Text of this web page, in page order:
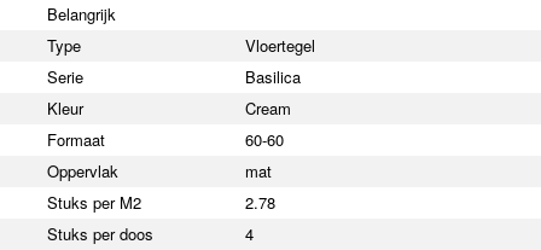
Belangrijk
Type
Vloertegel
Serie
Basilica
Kleur
Cream
Formaat
60-60
Oppervlak
mat
Stuks per M2
2.78
Stuks per doos
4